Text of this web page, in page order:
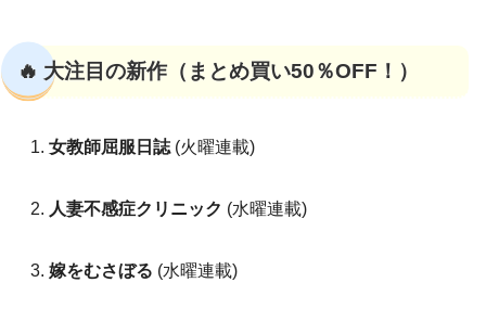
🔥 大注目の新作（まとめ買い50％OFF！）
女教師屈服日誌 (火曜連載)
人妻不感症クリニック (水曜連載)
嫁をむさぼる (水曜連載)